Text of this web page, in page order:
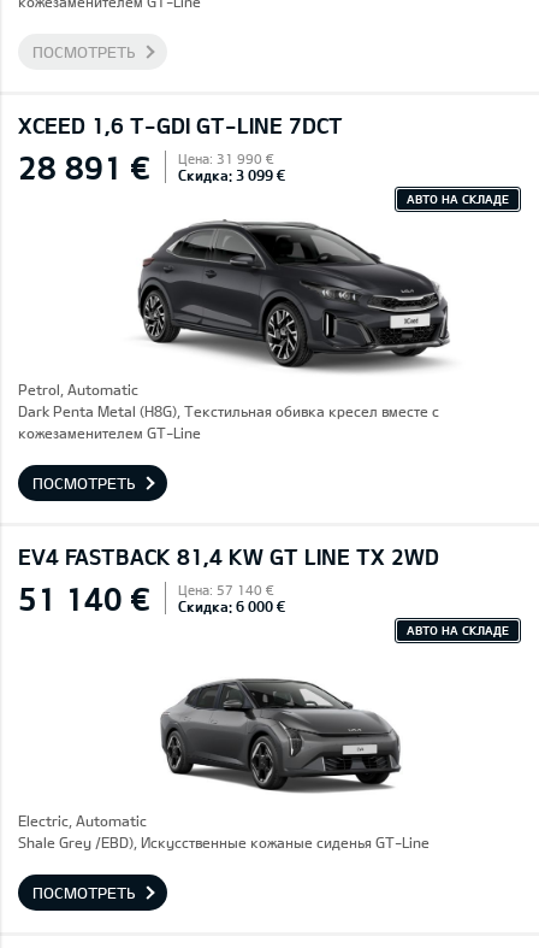
ПОСМОТРЕТЬ
XCEED 1,6 T-GDI GT-LINE 7DCT
28 891 € Цена: 31 990 €
Скидка: 3 099 €
АВТО НА СКЛАДЕ
Petrol, Automatic
Dark Penta Metal (H8G), Текстильная обивка кресел вместе с
кожезаменителем GT-Line
ПОСМОТРЕТЬ
EV4 FASTBACK 81,4 KW GT LINE TX 2WD
51 140 € Цена: 57 140 €
Скидка: 6 000 €
АВТО НА СКЛАДЕ
Electric, Automatic
Shale Grey /EBD), Искусственные кожаные сиденья GT-Line
ПОСМОТРЕТЬ